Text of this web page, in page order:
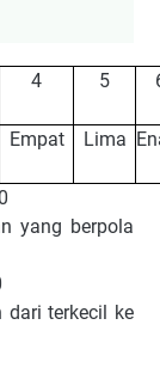
4 5
Empat Lima
yang berpola
terkecil ke